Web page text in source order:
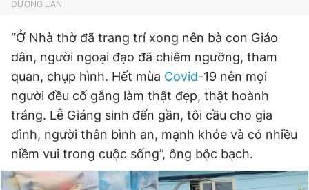
DƯƠNG LAN
“Ở Nhà thờ đã trang trí xong nên bà con Giáo
dân, người ngoại đạo đã chiêm ngưỡng, tham
quan, chụp hình. Hết mùa Covid-19 nên mọi
người đều cố gắng làm thật đẹp, thật hoành
tráng. Lễ Giáng sinh đến gần, tôi cầu cho gia
đình, người thân bình an, mạnh khỏe và có nhiều
niềm vui trong cuộc sống”, ông bộc bạch.